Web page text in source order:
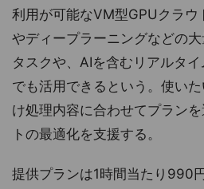
利用が可能なVM型GPUクラウ
やディープラーニングなどの
タスクや、AIを含むリアルタ
でも活用できるという。使い
け処理内容に合わせてプラン
トの最適化を支援する。
提供プランは1時間当たり990